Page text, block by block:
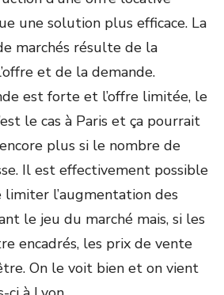
une solution plus efficace. La
marchés résulte de la
et de la demande.
est forte et l’offre limitée, le
le cas à Paris et ça pourrait
plus si le nombre de
Il est effectivement possible
limiter l’augmentation des
le jeu du marché mais, si les
encadrés, les prix de vente
On le voit bien et on vient